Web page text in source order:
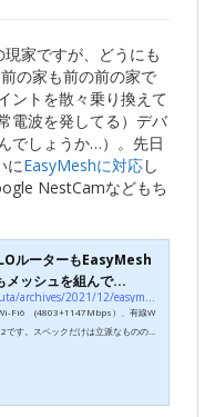
家ですが、どうにも
の家も前の前の家で
ントを散々乗り換えて
電波を発してる）デバ
でしょうか…）。先日
にEasyMeshに対応し
NestCamなどもち
ルーターもEasyMesh
メッシュを組んで...
Fi6 (4803+1147Mbps）、有線W
す。スペックだけは立派なもののと
ないので買い換えられずにいます。
駄にすることになりますがルーター